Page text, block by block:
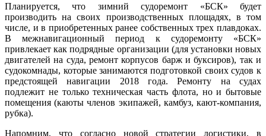
Планируется, что зимний судоремонт «БСК» будет
производить на своих производственных площадях, в том
числе, и в приобретенных ранее собственных трех плавдоках.
В межнавигационный период к судоремонту «БСК»
привлекает как подрядные организации (для установки новых
двигателей на суда, ремонт корпусов барж и буксиров), так и
судокомнады, которые занимаются подготовкой своих судов к
предстоящей навигации 2018 года. Ремонту на судах
подлежит не только техническая часть флота, но и бытовые
помещения (каюты членов экипажей, камбуз, кают-компания,
рубка).
Напомним, что согласно новой стратегии логистики, в